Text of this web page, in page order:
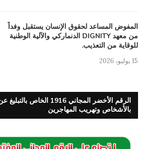
المفوض المساعد لحقوق الإنسان يستقبل وفداً
من معهد DIGNITY الدنماركي والآلية الوطنية
للوقاية من التعذيب.
15 يوليو، 2026
الرقم الأخضر المجاني 1916
بالأشخاص وتهريب المهاجرين